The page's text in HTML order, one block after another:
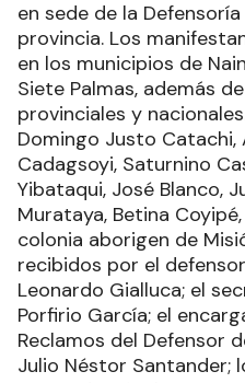
en sede de la
provincia. Los
en los municipios de
Siete Palmas, además
provinciales y
Domingo Justo Catachi,
Cadagsoyi, Saturnino
Yibataqui, José Blanco,
Murataya, Betina
colonia aborigen de
recibidos por el
Leonardo Gialluca; el
Porfirio García; el
Reclamos del Defensor
Julio Néstor Santander;